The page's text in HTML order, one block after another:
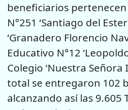
beneficiarios pertenecen
N°251 ‘Santiago del
‘Granadero Florencio
Educativo N°12
Colegio ‘Nuestra Señora
total se entregaron 102
alcanzando así las 9.605